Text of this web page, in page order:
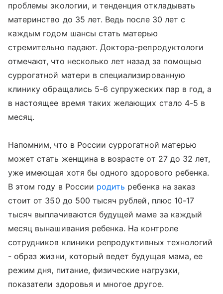
проблемы экологии, и тенденция откладывать
материнство до 35 лет. Ведь после 30 лет с
каждым годом шансы стать матерью
стремительно падают. Доктора-репродуктологи
отмечают, что несколько лет назад за помощью
суррогатной матери в специализированную
клинику обращались 5-6 супружеских пар в год, а
в настоящее время таких желающих стало 4-5 в
месяц.
Напомним, что в России суррогатной матерью
может стать женщина в возрасте от 27 до 32 лет,
уже имеющая хотя бы одного здорового ребенка.
В этом году в России родить ребенка на заказ
стоит от 350 до 500 тысяч рублей, плюс 10-17
тысяч выплачиваются будущей маме за каждый
месяц вынашивания ребенка. На контроле
сотрудников клиники репродуктивных технологий
- образ жизни, который ведет будущая мама, ее
режим дня, питание, физические нагрузки,
показатели здоровья и многое другое.